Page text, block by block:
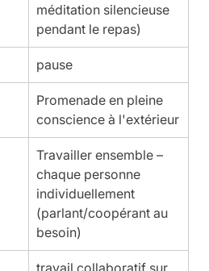
méditation silencieuse
pendant le repas)
pause
Promenade en pleine
conscience à l'extérieur
Travailler ensemble –
chaque personne
individuellement
(parlant/coopérant au
besoin)